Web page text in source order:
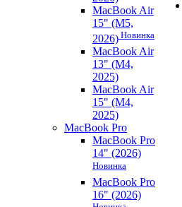
MacBook Air
15" (M5,
2026) Новинка
MacBook Air
13" (M4,
2025)
MacBook Air
15" (M4,
2025)
MacBook Pro
MacBook Pro
14" (2026)
Новинка
MacBook Pro
16" (2026)